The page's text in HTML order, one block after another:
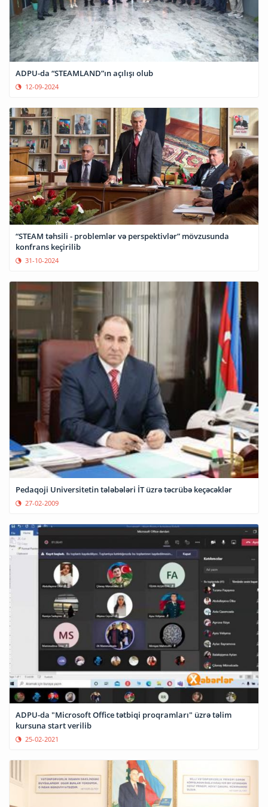
ADPU-da “STEAMLAND”ın açılışı olub
12-09-2024
“STEAM təhsili - problemlər və perspektivlər” mövzusunda
konfrans keçirilib
31-10-2024
Pedaqoji Universitetin tələbələri İT üzrə təcrübə keçəcəklər
27-02-2009
ADPU-da "Microsoft Office tətbiqi proqramları" üzrə təlim
kursuna start verilib
25-02-2021